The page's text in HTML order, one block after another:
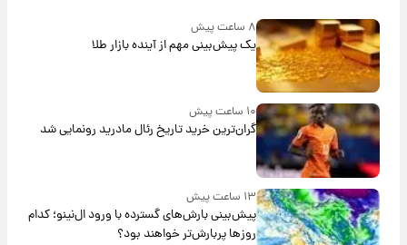
۸ ساعت پیش
یک پیش‌بینی مهم از آینده بازار طلا
۱۰ ساعت پیش
گران‌ترین خرید تاریخ رئال مادرید رونمایی شد
۱۳ ساعت پیش
پیش‌بینی بارش‌های گسترده با ورود ال‌نینو؛ کدام
روزها پربارش‌تر خواهند بود؟